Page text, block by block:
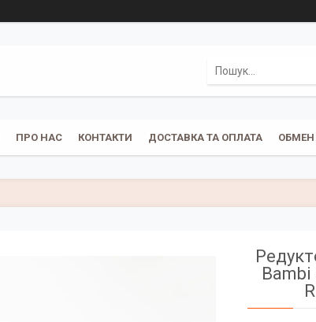
ПРО НАС КОНТАКТИ ДОСТАВКА ТА ОПЛАТА ОБМЕН